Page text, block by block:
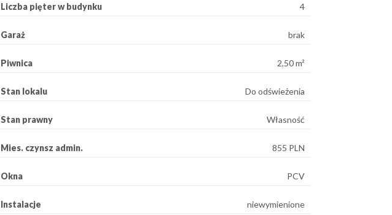
Liczba pięter w budynku 4
Garaż brak
Piwnica 2,50 m²
Stan lokalu Do odświeżenia
Stan prawny Własność
Mies. czynsz admin. 855 PLN
Okna PCV
Instalacje niewymienione